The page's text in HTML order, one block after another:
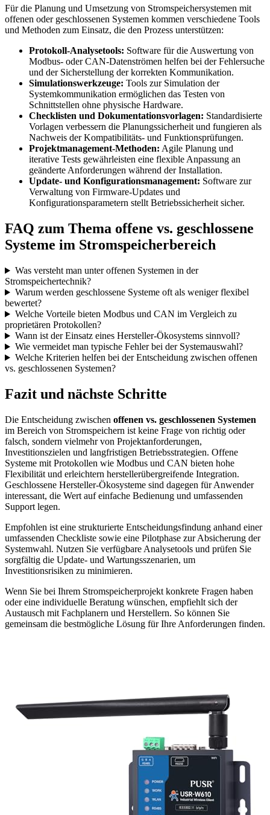
Für die Planung und Umsetzung von Stromspeichersystemen mit
offenen oder geschlossenen Systemen kommen verschiedene Tools
und Methoden zum Einsatz, die den Prozess unterstützen:
Protokoll-Analysetools: Software für die Auswertung von
Modbus- oder CAN-Datenströmen helfen bei der Fehlersuche
und der Sicherstellung der korrekten Kommunikation.
Simulationswerkzeuge: Tools zur Simulation der
Systemkommunikation ermöglichen das Testen von
Schnittstellen ohne physische Hardware.
Checklisten und Dokumentationsvorlagen: Standardisierte
Vorlagen verbessern die Planungssicherheit und fungieren als
Nachweis der Kompatibilitäts- und Funktionsprüfungen.
Projektmanagement-Methoden: Agile Planung und
iterative Tests gewährleisten eine flexible Anpassung an
geänderte Anforderungen während der Installation.
Update- und Konfigurationsmanagement: Software zur
Verwaltung von Firmware-Updates und
Konfigurationsparametern stellt Betriebssicherheit sicher.
FAQ zum Thema offene vs. geschlossene
Systeme im Stromspeicherbereich
Was versteht man unter offenen Systemen in der
Stromspeichertechnik?
Warum werden geschlossene Systeme oft als weniger flexibel
bewertet?
Welche Vorteile bieten Modbus und CAN im Vergleich zu
proprietären Protokollen?
Wann ist der Einsatz eines Hersteller-Ökosystems sinnvoll?
Wie vermeidet man typische Fehler bei der Systemauswahl?
Welche Kriterien helfen bei der Entscheidung zwischen offenen
vs. geschlossenen Systemen?
Fazit und nächste Schritte
Die Entscheidung zwischen offenen vs. geschlossenen Systemen
im Bereich von Stromspeichern ist keine Frage von richtig oder
falsch, sondern vielmehr von Projektanforderungen,
Investitionszielen und langfristigen Betriebsstrategien. Offene
Systeme mit Protokollen wie Modbus und CAN bieten hohe
Flexibilität und erleichtern herstellerübergreifende Integration.
Geschlossene Hersteller-Ökosysteme sind dagegen für Anwender
interessant, die Wert auf einfache Bedienung und umfassenden
Support legen.
Empfohlen ist eine strukturierte Entscheidungsfindung anhand einer
umfassenden Checkliste sowie eine Pilotphase zur Absicherung der
Systemwahl. Nutzen Sie verfügbare Analysetools und prüfen Sie
sorgfältig die Update- und Wartungsszenarien, um
Investitionsrisiken zu minimieren.
Wenn Sie bei Ihrem Stromspeicherprojekt konkrete Fragen haben
oder eine individuelle Beratung wünschen, empfiehlt sich der
Austausch mit Fachplanern und Herstellern. So können Sie
gemeinsam die bestmögliche Lösung für Ihre Anforderungen finden.